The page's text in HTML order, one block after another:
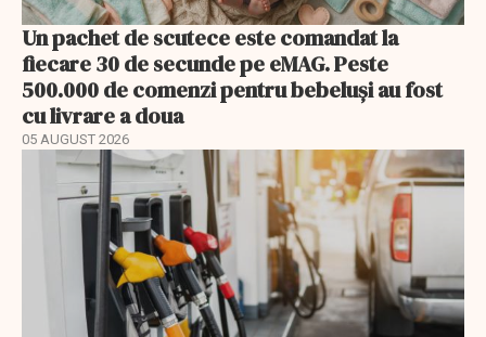
Un pachet de scutece este comandat la
fiecare 30 de secunde pe eMAG. Peste
500.000 de comenzi pentru bebeluși au fost
cu livrare a doua
05 AUGUST 2026